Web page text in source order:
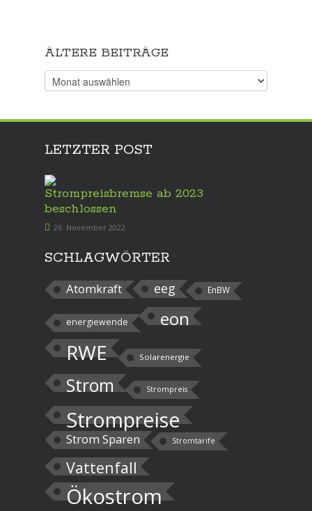
ÄLTERE BEITRÄGE
Ältere
Beiträge
LETZTER POST
Strompreisbremse ab 2023
beschlossen
26. November 2022
SCHLAGWÖRTER
Atomkraft eeg EnBW
energiewende eon
RWE Solarenergie
Strom Strompreis
Strompreise
Strom Sparen Stromtarife
Vattenfall
Ökostrom